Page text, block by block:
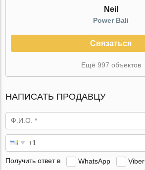
Neil
Power Bali
Связаться
Ещё 997 объектов
НАПИСАТЬ ПРОДАВЦУ
Получить ответ в WhatsApp Viber